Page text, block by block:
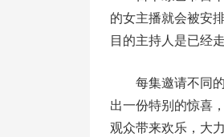
的女主播就会被安
目的主持人是已经
每集邀请不同
出一份特别的惊喜
观众带来欢乐，大